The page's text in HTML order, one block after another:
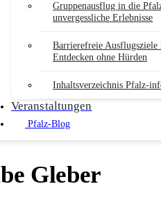
Gruppenausflug in die
unvergessliche Erlebnisse
Barrierefreie
Entdecken ohne Hürden
Inhaltsverzeichnis Pfalz-
Veranstaltungen
Pfalz-Blog
Gleber